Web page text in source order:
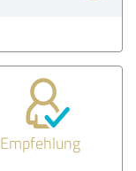
Empfehlung